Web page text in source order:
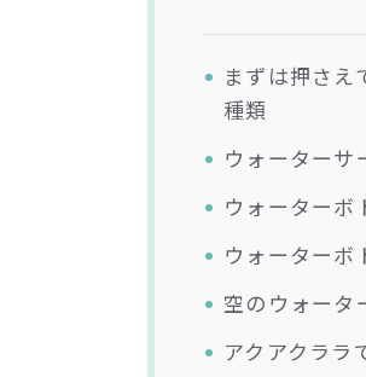
まずは押さえ
種類
ウォーターサ
ウォーターボ
ウォーターボ
空のウォータ
アクアクララ